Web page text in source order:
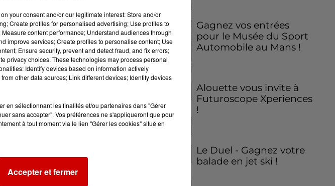
Gagnez vos entrées
pour le Musée du Sport
Automobile au Mans !
Alouette vous invite à
Futuroscope Xperiences
!
Le Duel - Gagnez votre
balade en jet ski !
your consent and/or our legitimate interest: Store and/or
Create profiles for personalised advertising; Use profiles to
content performance; Understand audiences through
improve services; Create profiles to personalise content; Use
Ensure security, prevent and detect fraud, and fix errors;
privacy choices. These technologies may process personal
Identify devices based on information actively
other data sources; Link different devices; Identify devices
en sélectionnant les finalités et/ou partenaires dans "Gérer
sans accepter". Vos préférences ne s'appliqueront que pour
à tout moment via le lien "Gérer les cookies" situé en
Accepter et fermer